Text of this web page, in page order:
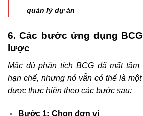
quản lý dự án
6. Các bước ứng dụng
lược
Mặc dù phân tích BCG đã mất tầm
hạn chế, nhưng nó vẫn có thể là
được thực hiện theo các bước sau:
Bước 1: Chọn đơn vị